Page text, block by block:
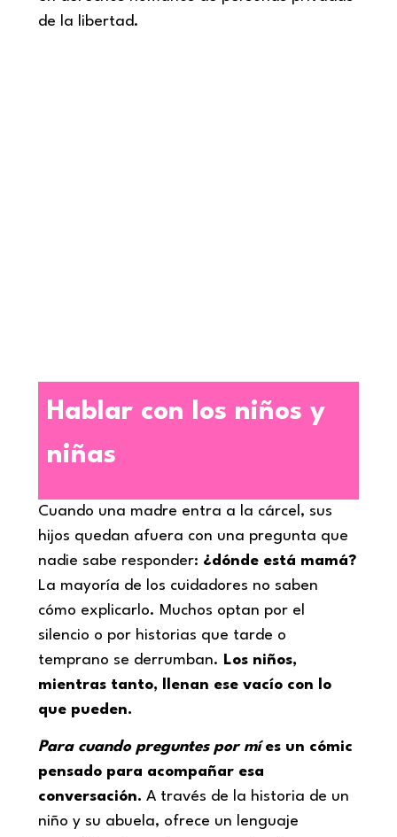
de la libertad.
Hablar con los niños y
niñas
Cuando una madre entra a la cárcel, sus
hijos quedan afuera con una pregunta que
nadie sabe responder: ¿dónde está mamá?
La mayoría de los cuidadores no saben
cómo explicarlo. Muchos optan por el
silencio o por historias que tarde o
temprano se derrumban. Los niños,
mientras tanto, llenan ese vacío con lo
que pueden.
Para cuando preguntes por míes un cómic
pensado para acompañar esa
conversación. A través de la historia de un
niño y su abuela, ofrece un lenguaje